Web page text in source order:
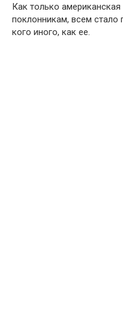
Как только
поклонникам, всем стало
кого иного, как ее.